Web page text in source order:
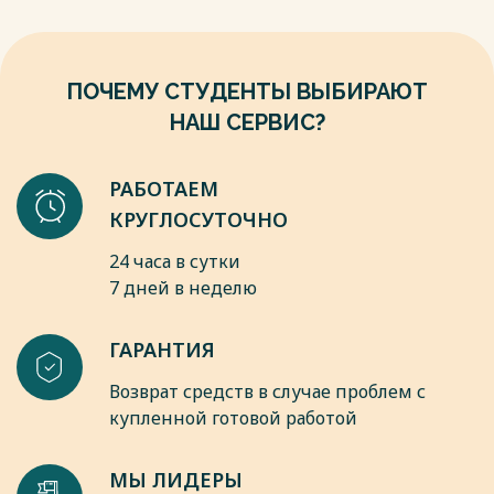
цель которого состояла в образовании Канады
основе и сосуществовали провинции, отдельные
территории и колонии, относящиеся к Британской
конфедерации рассмотрим на примере Канады.
Весь текст будет доступенпосле покупки
ПОЧЕМУ СТУДЕНТЫ ВЫБИРАЮТ
НАШ СЕРВИС?
РАБОТАЕМ
КРУГЛОСУТОЧНО
24 часа в сутки
7 дней в неделю
ГАРАНТИЯ
Возврат средств в случае проблем с
купленной готовой работой
МЫ ЛИДЕРЫ